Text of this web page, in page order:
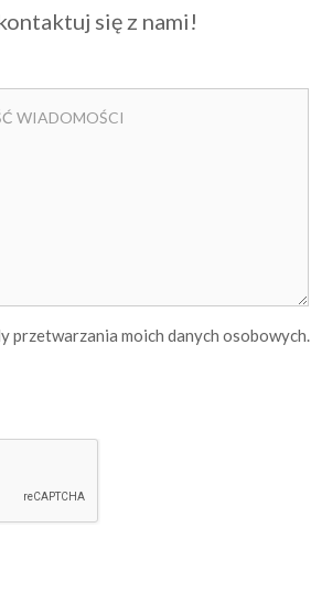
się z nami!
przetwarzania moich danych osobowych.